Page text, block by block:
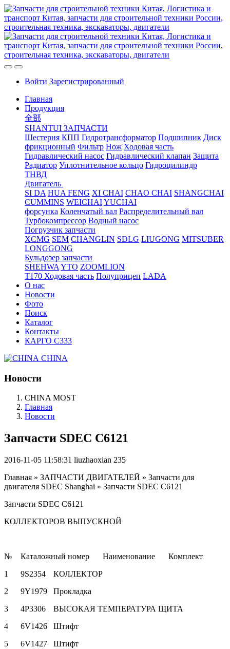
Войти Зарегистрированный
Главная
Продукция
全部
SHANTUI ЗАПЧАСТИ
Шестерня КПП Гидротрансформатор Подшипник Диск
фрикционный Фильтр Нож Ходовая часть
Гидравлический насос Гидравлический клапан Защита
Радиатор Уплотнительное кольцо Гидроцилиндр
ТНВД
Двигатель
SI DA HUA FENG XI CHAI CHAO CHAI SHANGCHAI
CUMMINS WEICHAIYUCHAI
форсунка Коленчатый вал Распределительный вал
Турбокомпрессор Водный насос
Погрузчик запчасти
XCMG SEM CHANGLIN SDLG LIUGONG MITSUBER
LONGGONG
Бульдозер запчасти
SHEHWA YTO ZOOMLION
T170 Ходовая часть Полуприцеп LADA
О нас
Новости
Фото
Поиск
Каталог
Контакты
КАРГО С333
CHINA
Новости
CHINA MOST
Главная
Новости
Запчасти SDEC C6121
2016-11-05 11:58:31 liuzhaoxian 235
Главная » ЗАПЧАСТИ ДВИГАТЕЛЕЙ » Запчасти для
двигателя SDEC Shanghai » Запчасти SDEC C6121
Запчасти SDEC C6121
КОЛЛЕКТОРОВ ВЫПУСКНОЙ
№ Каталожный номер Наименование
Комплект
1
9S2354
КОЛЛЕКТОР
2
9Y1979
Прокладка
3
4P3306
ВЫСОКАЯ ТЕМПЕРАТУРА ЩИТА
4
6V1426
Штифт
5
6V1427
Штифт